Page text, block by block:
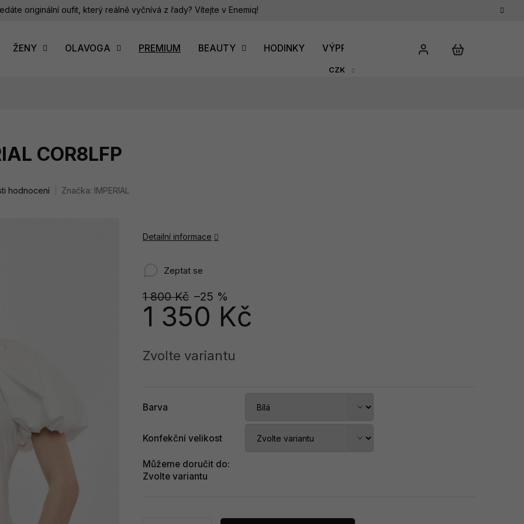
originální oufit, který reálně vyčnívá z řady? Vítejte v Enemiq!
CZK
ŽENY OLAVOGA PREMIUM BEAUTY HODINKY VÝPRODEJ DÁRKOVÝ POUKAZ
COR8LFP
hodnocení Značka: IMPERIAL
1 800 Kč –25 %
1 350 Kč
cena:
Zvolte variantu
Barva
Konfekční velikost
Můžeme doručit do:
Zvolte variantu
Detailní informace
Zeptat se